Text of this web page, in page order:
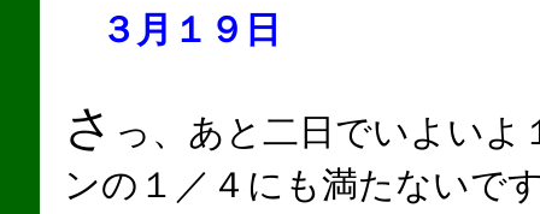
３月１９日
さ っ、あと二日でいよい
ンの１／４にも満たないで